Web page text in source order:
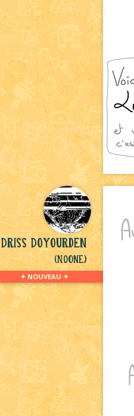
Driss Doyourden
(NoOne)
✦ NOUVEAU ✦